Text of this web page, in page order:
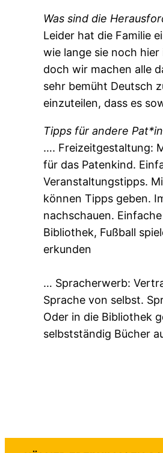
Was sind die
Leider hat die Familie
wie lange sie noch
doch wir machen alle
sehr bemüht Deutsch
einzuteilen, dass es
Tipps für andere
…. Freizeitgestaltung:
für das Patenkind.
Veranstaltungstipps.
können Tipps geben.
nachschauen.
Bibliothek, Fußball
erkunden
… Spracherwerb:
Sprache von selbst.
Oder in die Bibliothek
selbstständig Bücher